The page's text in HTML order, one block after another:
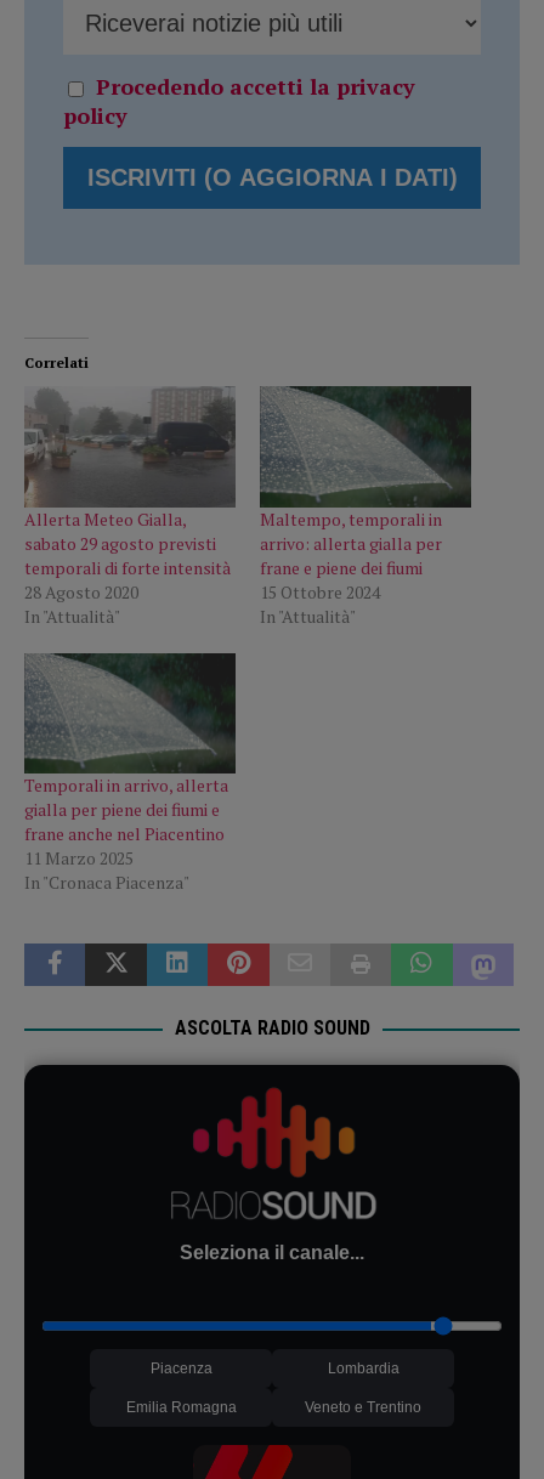
Procedendo accetti la privacy
policy
Correlati
Allerta Meteo Gialla,
sabato 29 agosto previsti
temporali di forte intensità
28 Agosto 2020
In "Attualità"
Maltempo, temporali in
arrivo: allerta gialla per
frane e piene dei fiumi
15 Ottobre 2024
In "Attualità"
Temporali in arrivo, allerta
gialla per piene dei fiumi e
frane anche nel Piacentino
11 Marzo 2025
In "Cronaca Piacenza"
ASCOLTA RADIO SOUND
Seleziona il canale...
Piacenza Lombardia
Emilia Romagna Veneto e Trentino